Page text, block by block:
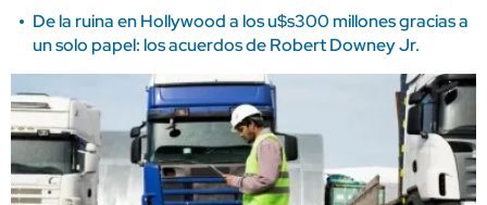
De la ruina en Hollywood a los u$s300 millones gracias a
un solo papel: los acuerdos de Robert Downey Jr.